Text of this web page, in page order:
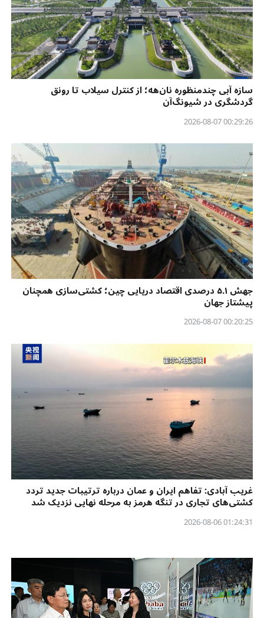
سازه آبی چندمنظوره نان‌هه؛ از کنترل سیلاب تا رونق
گردشگری در شیونگ‌آن
00:29:26 2026-08-07
جهش ۵.۱ درصدی اقتصاد دریایی چین؛ کشتی‌سازی همچنان
پیشتاز جهان
00:20:25 2026-08-07
غریب آبادی: تفاهم ایران و عمان درباره ترتیبات جدید تردد
کشتی‌های تجاری در تنگه هرمز به مرحله نهایی نزدیک شد
01:24:31 2026-08-06